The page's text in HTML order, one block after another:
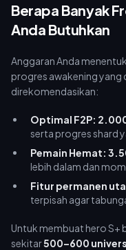
Berapa Banyak
Anda Butuhkan
Anggaran Anda
progres awakening yang
direkomendasikan:
Optimal F2P:
serta progres shard
Pemain Hemat:
lebih dalam dan
Fitur permanen
terpisah agar
Untuk membuat hero S+
sekitar500–600